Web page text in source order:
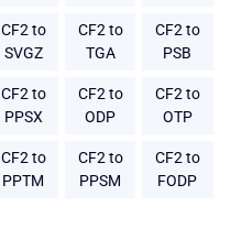
CF2 to
SVGZ
CF2 to
TGA
CF2 to
PSB
CF2 to
PPSX
CF2 to
ODP
CF2 to
OTP
CF2 to
PPTM
CF2 to
PPSM
CF2 to
FODP